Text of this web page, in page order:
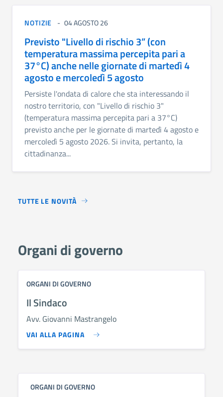
NOTIZIE 04 AGOSTO 26
Previsto "Livello di rischio 3” (con
temperatura massima percepita pari a
37°C) anche nelle giornate di martedì 4
agosto e mercoledì 5 agosto
Persiste l'ondata di calore che sta interessando il
nostro territorio, con "Livello di rischio 3"
(temperatura massima percepita pari a 37°C)
previsto anche per le giornate di martedì 4 agosto e
mercoledì 5 agosto 2026. Si invita, pertanto, la
cittadinanza...
TUTTE LE NOVITÀ
Organi di governo
ORGANI DI GOVERNO
Il Sindaco
Avv. Giovanni Mastrangelo
VAI ALLA PAGINA
ORGANI DI GOVERNO